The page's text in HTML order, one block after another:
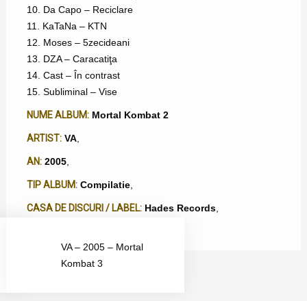
10. Da Capo – Reciclare
11. KaTaNa – KTN
12. Moses – 5zecideani
13. DZA – Caracatiţa
14. Cast – În contrast
15. Subliminal – Vise
NUME ALBUM: Mortal Kombat 2
ARTIST: VA,
AN: 2005,
TIP ALBUM: Compilatie,
CASA DE DISCURI / LABEL: Hades Records,
VA – 2005 – Mortal
Kombat 3